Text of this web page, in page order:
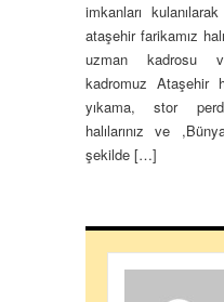
imkanları
ataşehir farikamız
uzman kadrosu
kadromuz Ataşehir
yıkama, stor
halılarınız ve
şekilde […]